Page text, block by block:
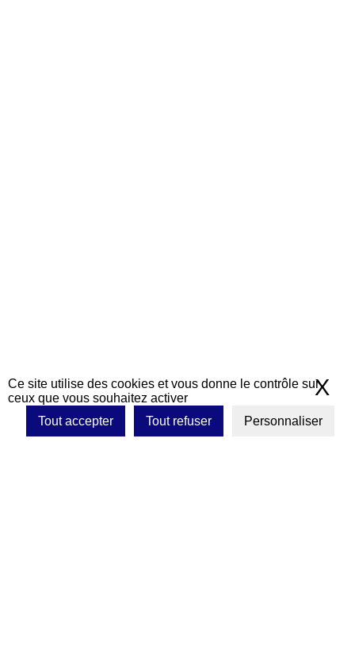
Ce site utilise des cookies et vous donne le contrôle sur
ceux que vous souhaitez activer
Tout accepter
Tout refuser Personnaliser
X